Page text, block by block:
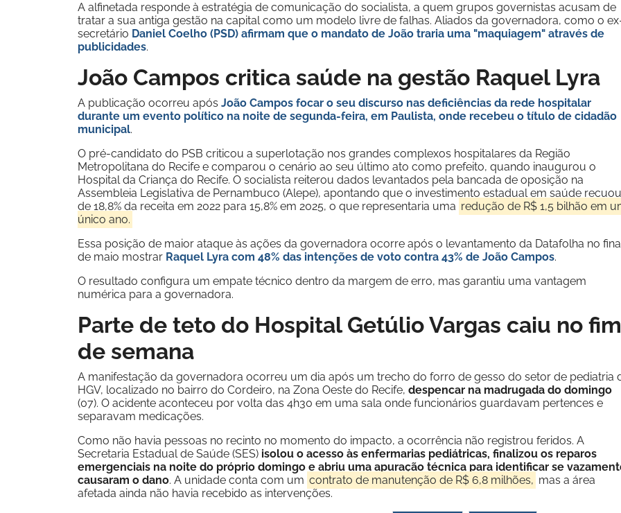
A alfinetada responde à estratégia de comunicação do socialista, a quem grupos governistas acusam de
tratar a sua antiga gestão na capital como um modelo livre de falhas. Aliados da governadora, como o
secretário Daniel Coelho (PSD) afirmam que o mandato de João traria uma "maquiagem" através de
publicidades.
João Campos critica saúde na gestão Raquel Lyra
A publicação ocorreu após João Campos focar o seu discurso nas deficiências da rede hospitalar
durante um evento político na noite de segunda-feira, em Paulista, onde recebeu o título de cidadão
municipal.
O pré-candidato do PSB criticou a superlotação nos grandes complexos hospitalares da Região
Metropolitana do Recife e comparou o cenário ao seu último ato como prefeito, quando inaugurou o
Hospital da Criança do Recife. O socialista reiterou dados levantados pela bancada de oposição na
Assembleia Legislativa de Pernambuco (Alepe), apontando que o investimento estadual em saúde recuou
de 18,8% da receita em 2022 para 15,8% em 2025, o que representaria uma redução de R$ 1,5 bilhão em
único ano.
Essa posição de maior ataque às ações da governadora ocorre após o levantamento da Datafolha no
de maio mostrar Raquel Lyra com 48% das intenções de voto contra 43% de João Campos.
O resultado configura um empate técnico dentro da margem de erro, mas garantiu uma vantagem
numérica para a governadora.
Parte de teto do Hospital Getúlio Vargas caiu no fim
de semana
A manifestação da governadora ocorreu um dia após um trecho do forro de gesso do setor de pediatria
HGV, localizado no bairro do Cordeiro, na Zona Oeste do Recife, despencar na madrugada do domingo
(07). O acidente aconteceu por volta das 4h30 em uma sala onde funcionários guardavam pertences e
separavam medicações.
Como não havia pessoas no recinto no momento do impacto, a ocorrência não registrou feridos. A
Secretaria Estadual de Saúde (SES) isolou o acesso às enfermarias pediátricas, finalizou os reparos
emergenciais na noite do próprio domingo e abriu uma apuração técnica para identificar se
causaram o dano. A unidade conta com um contrato de manutenção de R$ 6,8 milhões, mas a área
afetada ainda não havia recebido as intervenções.